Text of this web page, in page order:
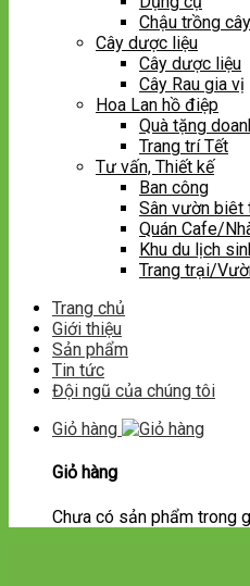
Chậu trồng cây
Cây dược liệu
Cây dược liệu
Cây Rau gia vị
Hoa Lan hồ điệp
Quà tặng
Trang trí Tết
Tư vấn, Thiết kế
Ban công
Sân vườn biêt
Quán Cafe/
Khu du lịch
Trang trại/
Trang chủ
Giới thiệu
Sản phẩm
Tin tức
Đội ngũ của chúng tôi
Giỏ hàng
Giỏ hàng
Chưa có sản phẩm trong